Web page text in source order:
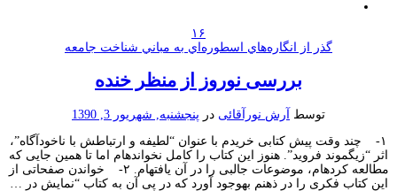
۱۶
گذر از انگاره‌هاي اسطوره‌اي به مباني شناخت جامعه
بررسی نوروز از منظر خنده
توسط آرش نورآقائی در پنجشنبه, شهریور 3, 1390
۱- چند وقت پیش کتابی خریدم با عنوان “لطیفه و ارتباطش با ناخودآگاه”،
اثر “زیگموند فروید”. هنوز این کتاب را کامل نخوانده‎ام اما تا همین جایی که
مطالعه کرده‎ام، موضوعات جالبی را در آن یافته‎ام. ۲- خواندن صفحاتی از
این کتاب فکری را در ذهنم به‎وجود آورد که در پی آن به کتاب “نمایش در …